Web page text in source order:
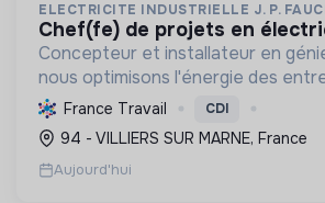
ELECTRICITE INDUSTRIELLE J. P.
chef(fe) de projets en
Concepteur et installateur en
nous optimisons l'énergie des
collectivités. Engagés dans la
écologique avec le Label RGE,
solutions innovant...
France Travail CDI
94 - VILLIERS SUR MARNE, France
Aujourd'hui